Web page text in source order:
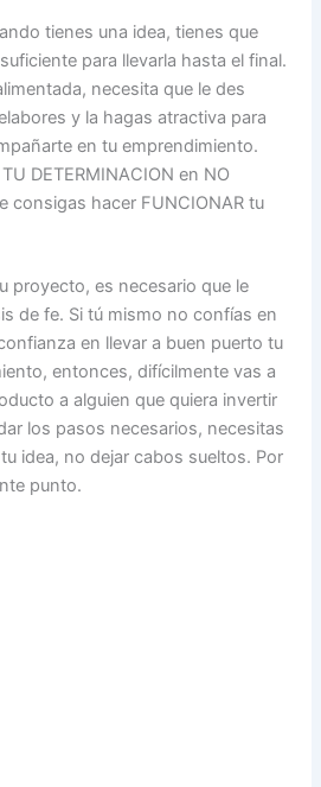
tienes una idea, tienes que
para llevarla hasta el final.
necesita que le des
y la hagas atractiva para
en tu emprendimiento.
DETERMINACION en NO
consigas hacer FUNCIONAR tu
proyecto, es necesario que le
de fe. Si tú mismo no confías en
en llevar a buen puerto tu
entonces, difícilmente vas a
a alguien que quiera invertir
los pasos necesarios, necesitas
idea, no dejar cabos sueltos. Por
punto.